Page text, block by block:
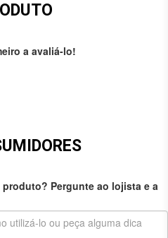
a avaliá-lo!
Pergunte ao lojista e a